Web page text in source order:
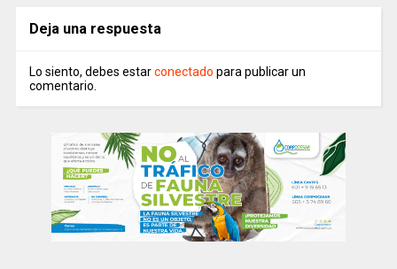
Deja una respuesta
Lo siento, debes estarconectado para publicar un
comentario.